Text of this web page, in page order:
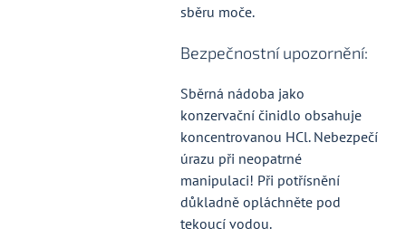
sběru moče.
Bezpečnostní upozornění:
Sběrná nádoba jako
konzervační činidlo obsahuje
koncentrovanou HCl. Nebezpečí
úrazu při neopatrné
manipulaci! Při potřísnění
důkladně opláchněte pod
tekoucí vodou.